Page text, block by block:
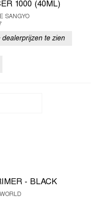
1000 (40ML)
SANGYO
te zien
- BLACK